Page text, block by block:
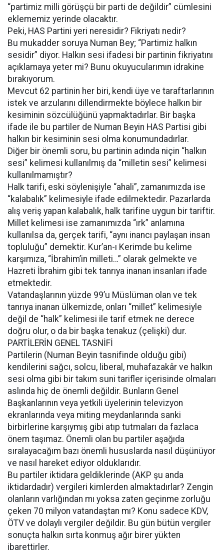
“partimiz milli görüşçü bir parti de değildir” cümlesini
eklememiz yerinde olacaktır.
Peki, HAS Partini yeri neresidir? Fikriyatı nedir?
Bu mukadder soruya Numan Bey; “Partimiz halkın
sesidir” diyor. Halkın sesi ifadesi bir partinin fikriyatını
açıklamaya yeter mi? Bunu okuyucularımın idrakine
bırakıyorum.
Mevcut 62 partinin her biri, kendi üye ve taraftarlarının
istek ve arzularını dillendirmekte böylece halkın bir
kesiminin sözcülüğünü yapmaktadırlar. Bir başka
ifade ile bu partiler de Numan Beyin HAS Partisi gibi
halkın bir kesiminin sesi olma konumundadırlar.
Diğer bir önemli soru, bu partinin adında niçin “halkın
sesi” kelimesi kullanılmış da “milletin sesi” kelimesi
kullanılmamıştır?
Halk tarifi, eski söylenişiyle “ahali”, zamanımızda ise
“kalabalık” kelimesiyle ifade edilmektedir. Pazarlarda
alış veriş yapan kalabalık, halk tarifine uygun bir tariftir.
Millet kelimesi ise zamanımızda “ırk” anlamına
kullanılsa da, gerçek tarifi, “aynı inancı paylaşan insan
topluluğu” demektir. Kur’an-ı Kerimde bu kelime
karşımıza, “İbrahim’in milleti…” olarak gelmekte ve
Hazreti İbrahim gibi tek tanrıya inanan insanları ifade
etmektedir.
Vatandaşlarının yüzde 99’u Müslüman olan ve tek
tanrıya inanan ülkemizde, onları “millet” kelimesiyle
değil de “halk” kelimesi ile tarif etmek ne derece
doğru olur, o da bir başka tenakuz (çelişki) dur.
PARTİLERİN GENEL TASNİFİ
Partilerin (Numan Beyin tasnifinde olduğu gibi)
kendilerini sağcı, solcu, liberal, muhafazakâr ve halkın
sesi olma gibi bir takım suni tarifler içerisinde olmaları
aslında hiç de önemli değildir. Bunların Genel
Başkanlarının veya yetkili üyelerinin televizyon
ekranlarında veya miting meydanlarında sanki
birbirlerine karşıymış gibi atıp tutmaları da fazlaca
önem taşımaz. Önemli olan bu partiler aşağıda
sıralayacağım bazı önemli hususlarda nasıl düşünüyor
ve nasıl hareket ediyor olduklarıdır.
Bu partiler iktidara geldiklerinde (AKP şu anda
iktidardadır) vergileri kimlerden almaktadırlar? Zengin
olanların varlığından mı yoksa zaten geçinme zorluğu
çeken 70 milyon vatandaştan mı? Konu sadece KDV,
ÖTV ve dolaylı vergiler değildir. Bu gün bütün vergiler
sonuçta halkın sırta konmuş ağır birer yükten
ibarettirler.